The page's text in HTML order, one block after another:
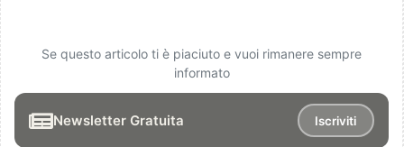
Se questo articolo ti è piaciuto e vuoi rimanere sempre
informato
Newsletter Gratuita Iscriviti